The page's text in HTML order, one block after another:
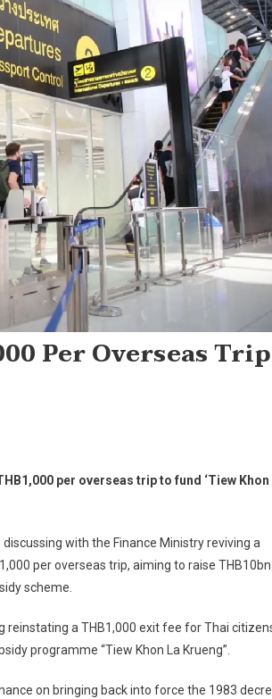
Per Overseas Trip
per overseas trip to fund ‘Tiew Khon
with the Finance Ministry reviving a
per overseas trip, aiming to raise
scheme.
reinstating a THB1,000 exit fee for Thai
programme “Tiew Khon La Krueng”.
on bringing back into force the 1983